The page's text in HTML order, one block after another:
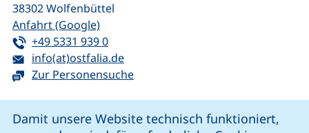
Damit unsere Website technisch funktioniert,
38302Wolfenbüttel
Anfahrt (Google)(externer Link, öffnet neues Fenster)
Tel:
+49 5331 939 0(startet einen Telefonanruf, wenn Ihr
E-Mail:
info(at)ostfalia.de(öffnet Ihr E-Mail-Programm)
Zur Personensuche